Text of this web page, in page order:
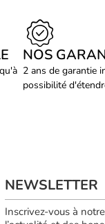
NOS
2 ans de garantie
possibilité
NEWSLETTER
Inscrivez-vous à